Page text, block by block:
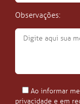
Observações:
Ao informar
privacidade e em